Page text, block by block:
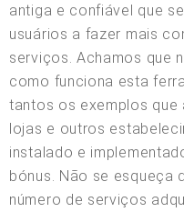
antiga e confiável que
usuários a fazer mais
serviços. Achamos que
como funciona esta
tantos os exemplos que
lojas e outros
instalado e
bónus. Não se esqueça
número de serviços